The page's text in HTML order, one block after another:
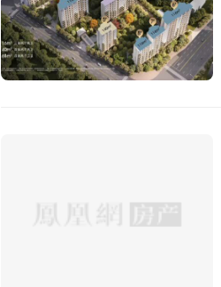
空坠物的隐患，
空调外机位
吧！ 并不是
题，但是燃